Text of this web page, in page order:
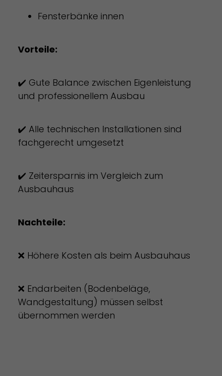
Fensterbänke innen
Vorteile:
✔️ Gute Balance zwischen Eigenleistung
und professionellem Ausbau
✔️ Alle technischen Installationen sind
fachgerecht umgesetzt
✔️ Zeitersparnis im Vergleich zum
Ausbauhaus
Nachteile:
❌ Höhere Kosten als beim Ausbauhaus
❌ Endarbeiten (Bodenbeläge,
Wandgestaltung) müssen selbst
übernommen werden